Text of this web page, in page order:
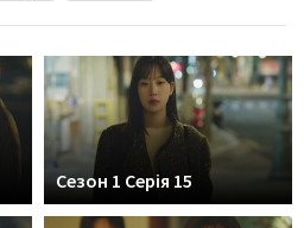
Сезон 1 Серія 15